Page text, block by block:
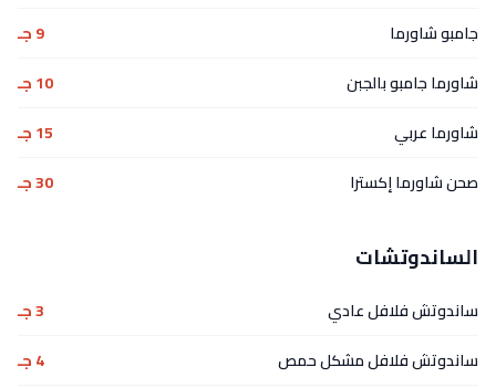
جامبو شاورما
9 جـ
شاورما جامبو بالجبن
10 جـ
شاورما عربي
15 جـ
صحن شاورما إكسترا
30 جـ
الساندوتشات
ساندوتش فلافل عادي
3 جـ
ساندوتش فلافل مشكل حمص
4 جـ